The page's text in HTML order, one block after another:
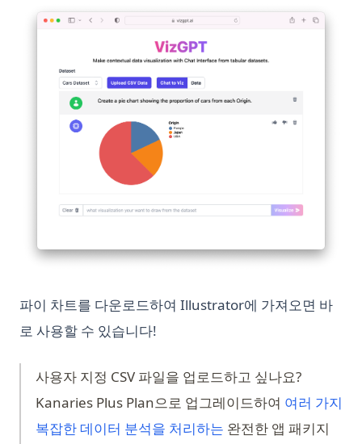
SuperAGI: Unleashing the Power of Autonomous AI Agents
SuperAGI: 자율 AI 에이전트의 힘을 발휘하다
The Real Answer to: How Many Questions Can You Ask
ChatGPT in an Hour?
The Truth About ChatGPT and Plagiarism: Everything You
Top 10 Open Source ChatGPT Alternatives & How to Use
Top 11 Auto GPT Examples that You Cannot Miss Out
Issue in ChatGPT
Comprehensive Guide
Unraveling the 'ChatGPT Something Went Wrong'
Visual ChatGPT: Generate and Manipulate Images through
Multi-Modal Interactions
Visual ChatGPT: 이미지의 생성과 조작을 통한 멀티모달 인터랙
판다스 평균 함수 사용 방법
판다스(Pandas)를 사용한 데이터프레임 시각화 방법
팬더스 get_dummies 기능의 효과적인 사용 방법
효과적으로 Pandas Rank 사용하는 방법
Python String Replace: Complete Guide to str.replace() and
Beyond
Python Switch Case: How to Implement Switch Statements
in Python
Python Switch Case: match-case Statement Explained (With
Examples)
Python Switch Case: match-case 문 설명
Python Threading: Complete Guide to Multithreading with
Python Threading: 예제를 통한 멀티스레딩 완벽 가이드
Python Try Except: How to Handle Exceptions the Right Way
Python Type Hints: A Practical Guide to Type Annotations
Python Virtual Environments: A Complete Guide to venv,
virtualenv, and Conda
Python asyncio: Complete Guide to Asynchronous
Programming
Python asyncio: 비동기 프로그래밍 완벽 가이드
파이 차트를 다운로드하여 Illustrator에 가져오면 바
로 사용할 수 있습니다!
사용자 지정 CSV 파일을 업로드하고 싶나요?
Kanaries Plus Plan으로 업그레이드하여 여러 가지
복잡한 데이터 분석을 처리하는(opens in a new tab)
완전한 앱 패키지